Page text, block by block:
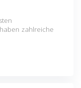
zahlreiche